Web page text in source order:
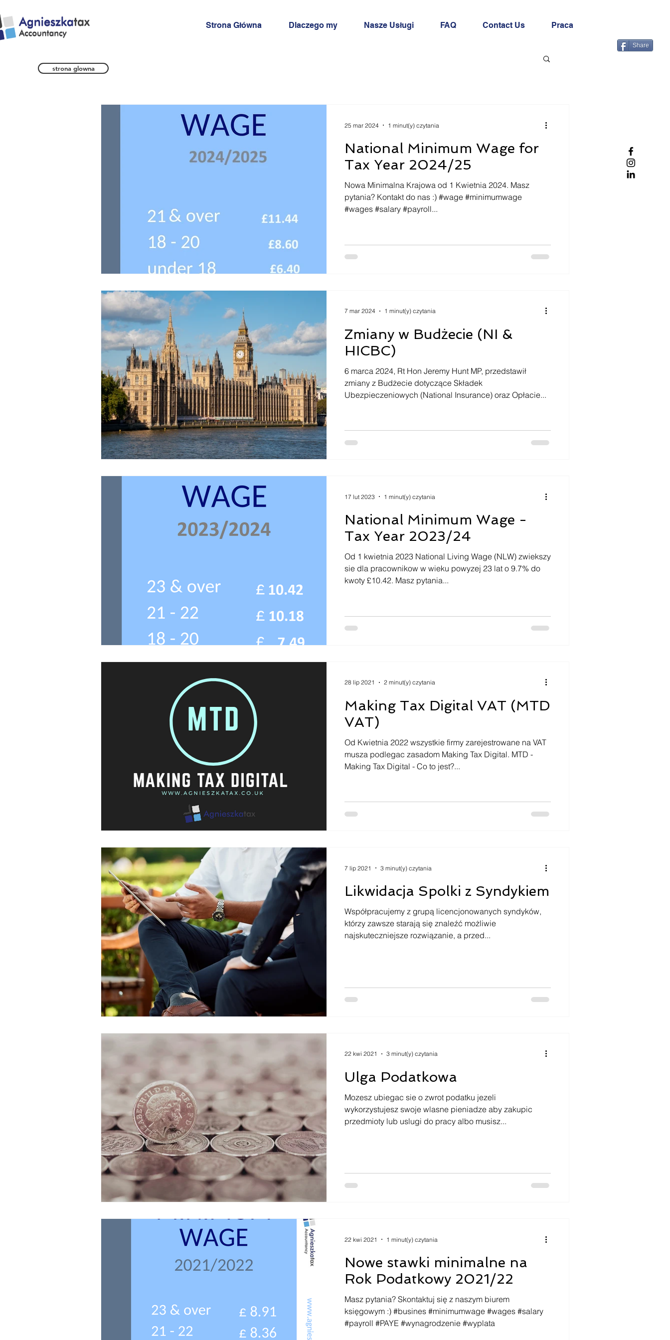
strona glowna
Strona Główna Dlaczego my Nasze Usługi FAQ Contact Us Praca
Share
National Minimum Wage for
Tax Year 2024/25
Nowa Minimalna Krajowa od 1 Kwietnia 2024. Masz
pytania? Kontakt do nas :) #wage #minimumwage
#wages #salary #payroll...
25 mar 2024 1 minut(y) czytania
Zmiany w Budżecie (NI &
HICBC)
6 marca 2024, Rt Hon Jeremy Hunt MP, przedstawił
zmiany z Budżecie dotyczące Składek
Ubezpieczeniowych (National Insurance) oraz Opłacie...
7 mar 2024 1 minut(y) czytania
National Minimum Wage -
Tax Year 2023/24
Od 1 kwietnia 2023 National Living Wage (NLW) zwiekszy
sie dla pracownikow w wieku powyzej 23 lat o 9.7% do
kwoty £10.42. Masz pytania...
17 lut 2023 1 minut(y) czytania
Making Tax Digital VAT (MTD
VAT)
Od Kwietnia 2022 wszystkie firmy zarejestrowane na VAT
musza podlegac zasadom Making Tax Digital. MTD -
Making Tax Digital - Co to jest?...
28 lip 2021 2 minut(y) czytania
Likwidacja Spolki z Syndykiem
Współpracujemy z grupą licencjonowanych syndyków,
którzy zawsze starają się znaleźć możliwie
najskuteczniejsze rozwiązanie, a przed...
7 lip 2021 3 minut(y) czytania
Ulga Podatkowa
Mozesz ubiegac sie o zwrot podatku jezeli
wykorzystujesz swoje wlasne pieniadze aby zakupic
przedmioty lub uslugi do pracy albo musisz...
22 kwi 2021 3 minut(y) czytania
Nowe stawki minimalne na
Rok Podatkowy 2021/22
Masz pytania? Skontaktuj się z naszym biurem
księgowym :) #busines #minimumwage #wages #salary
#payroll #PAYE #wynagrodzenie #wyplata
22 kwi 2021 1 minut(y) czytania